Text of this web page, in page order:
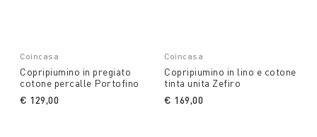
Coincasa
Copripiumino in pregiato
cotone percalle Portofino
€ 129,00
Coincasa
Copripiumino in lino e cotone
tinta unita Zefiro
€ 169,00